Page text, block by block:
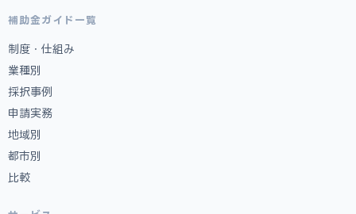
補助金ガイド一覧
制度・仕組み
業種別
採択事例
申請実務
地域別
都市別
比較